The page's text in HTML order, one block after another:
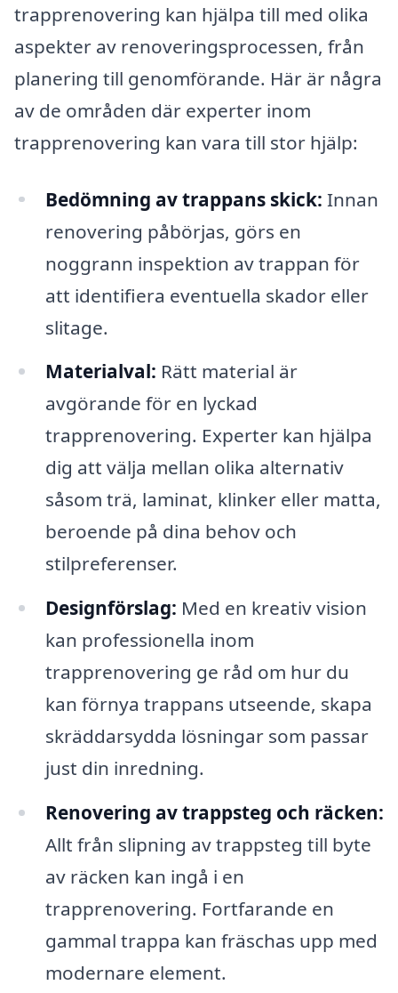
trapprenovering kan hjälpa till med olika
aspekter av renoveringsprocessen, från
planering till genomförande. Här är några
av de områden där experter inom
trapprenovering kan vara till stor hjälp:
Bedömning av trappans skick: Innan
renovering påbörjas, görs en
noggrann inspektion av trappan för
att identifiera eventuella skador eller
slitage.
Materialval: Rätt material är
avgörande för en lyckad
trapprenovering. Experter kan hjälpa
dig att välja mellan olika alternativ
såsom trä, laminat, klinker eller matta,
beroende på dina behov och
stilpreferenser.
Designförslag: Med en kreativ vision
kan professionella inom
trapprenovering ge råd om hur du
kan förnya trappans utseende, skapa
skräddarsydda lösningar som passar
just din inredning.
Renovering av trappsteg och räcken:
Allt från slipning av trappsteg till byte
av räcken kan ingå i en
trapprenovering. Fortfarande en
gammal trappa kan fräschas upp med
modernare element.